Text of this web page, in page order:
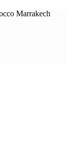
Marrakech